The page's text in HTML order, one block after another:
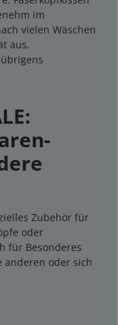
im
vielen Wäschen
aus.
Zubehör für
oder
für Besonderes
anderen oder sich